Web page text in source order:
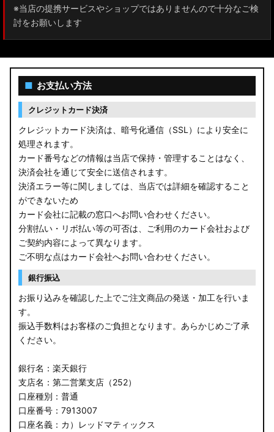
E52 エルグランド
T32 エクストレイル
C28 セレナ
B21A デイズルークス
E13 ノート
E12 ノート
B44A/B45A B47A/B48A ルークス ハイウェイスター
JF3/4 N-BOX カスタム
JH3/4 N-WGN
JH1/2 N-WGN
RT5/6 RW1/2 CR-V
RU3/4 ヴェゼル
JW5 S660
※当店の提携サービスやショップではありませんので十分なご検
討をお願いします
■ お支払い方法
クレジットカード決済
クレジットカード決済は、暗号化通信（SSL）により安全に
処理されます。
カード番号などの情報は当店で保持・管理することはなく、
決済会社を通じて安全に送信されます。
決済エラー等に関しましては、当店では詳細を確認すること
ができないため
カード会社に記載の窓口へお問い合わせください。
分割払い・リボ払い等の可否は、ご利用のカード会社および
ご契約内容によって異なります。
ご不明な点はカード会社へお問い合わせください。
銀行振込
お振り込みを確認した上でご注文商品の発送・加工を行いま
す。
振込手数料はお客様のご負担となります。あらかじめご了承
ください。
銀行名：楽天銀行
支店名：第二営業支店（252）
口座種別：普通
口座番号：7913007
口座名義：カ）レッドマティックス